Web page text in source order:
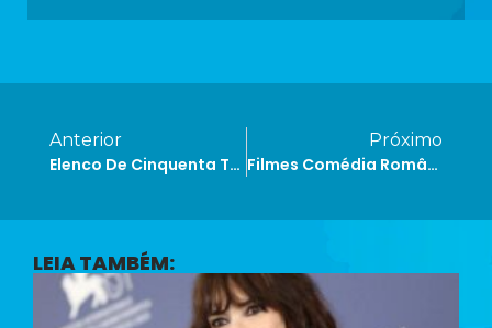
Anterior
Elenco De Cinquenta Tons De Cinza: Conheça Os Atores Da Trilogia Polêmica
Próximo
Filmes Comédia Romântica Na Netflix: 10 Opções Para Suspirar E Rir
LEIA TAMBÉM: